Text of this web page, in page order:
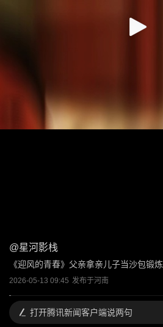
@星河影栈
《迎风的青春》父亲拿亲儿子当沙包锻炼
2026-05-13 09:45 发布于河南
打开腾讯新闻客户端说两句